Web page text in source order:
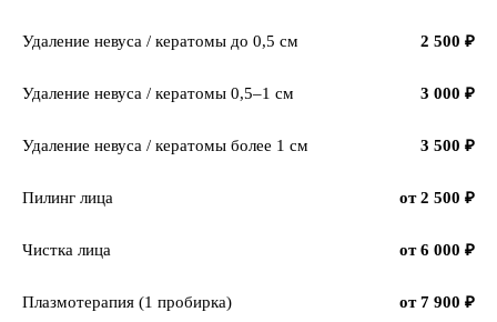
Удаление невуса / кератомы до 0,5 см 2 500 ₽
Удаление невуса / кератомы 0,5–1 см 3 000 ₽
Удаление невуса / кератомы более 1 см 3 500 ₽
Пилинг лица от 2 500 ₽
Чистка лица от 6 000 ₽
Плазмотерапия (1 пробирка) от 7 900 ₽